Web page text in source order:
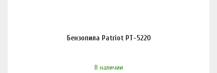
Бензопила Patriot PT-5220
В наличии